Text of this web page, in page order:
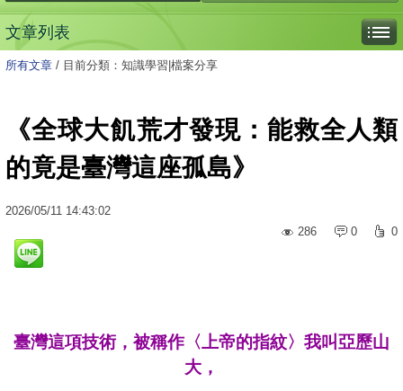
文章列表
所有文章 / 目前分類：知識學習|檔案分享
《全球大飢荒才發現：能救全人類
的竟是臺灣這座孤島》
2026/05/11 14:43:02
286
0 0
臺灣這項技術，被稱作〈上帝的指紋〉我叫亞歷山
大，